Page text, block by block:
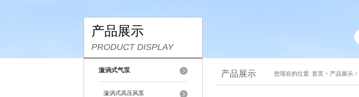
产品展示
PRODUCT DISPLAY
漩涡式气泵
漩涡式高压风泵
产品展示 您现在的位置: 首页 > 产品展示 >